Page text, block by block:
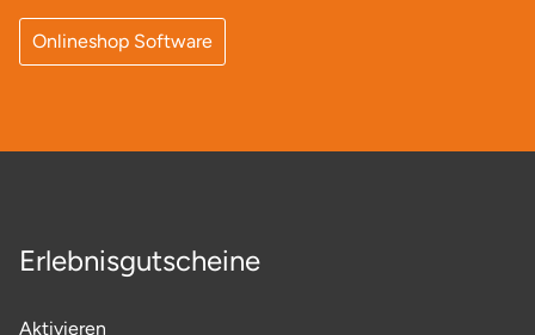
Onlineshop Software
Erlebnisgutscheine
Aktivieren
Potsdam-Mittelmark
Rheine
Rodgau